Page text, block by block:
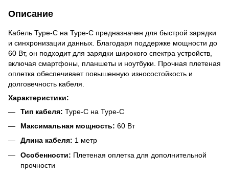
Описание
Кабель Type-C на Type-C предназначен для быстрой зарядки
и синхронизации данных. Благодаря поддержке мощности до
60 Вт, он подходит для зарядки широкого спектра устройств,
включая смартфоны, планшеты и ноутбуки. Прочная плетеная
оплетка обеспечивает повышенную износостойкость и
долговечность кабеля.
Характеристики:
Тип кабеля: Type-C на Type-C
Максимальная мощность: 60 Вт
Длина кабеля: 1 метр
Особенности: Плетеная оплетка для дополнительной
прочности